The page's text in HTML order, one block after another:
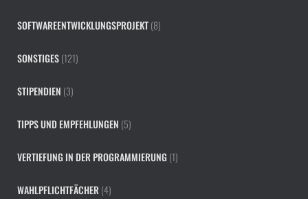
SOFTWAREENTWICKLUNGSPROJEKT(8)
SONSTIGES(121)
STIPENDIEN (3)
TIPPS UND EMPFEHLUNGEN (5)
VERTIEFUNG IN DER PROGRAMMIERUNG (1)
WAHLPFLICHTFÄCHER (4)